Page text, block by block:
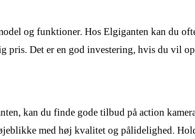
og funktioner. Hos Elgiganten kan du
pris. Det er en god investering, hvis du vil
kan du finde gode tilbud på action
med høj kvalitet og pålidelighed.